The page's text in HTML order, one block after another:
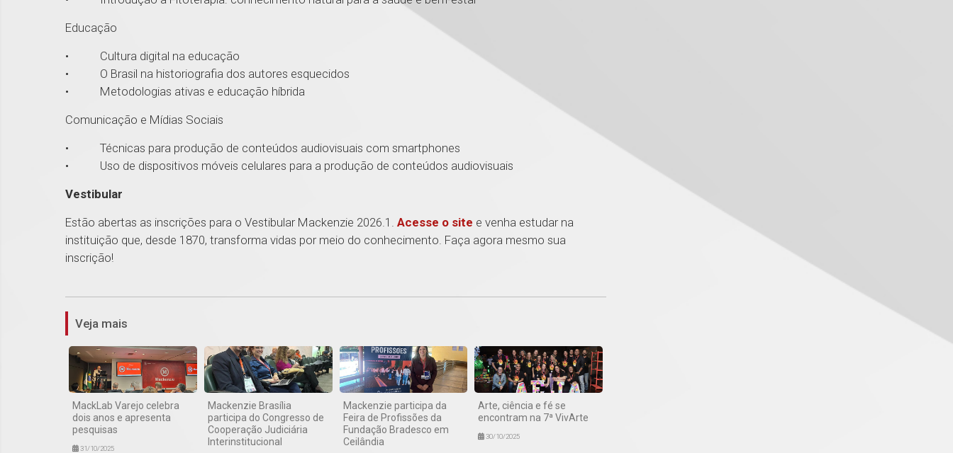
Educação
• Cultura digital na educação
• O Brasil na historiografia dos autores esquecidos
• Metodologias ativas e educação híbrida
Comunicação e Mídias Sociais
• Técnicas para produção de conteúdos audiovisuais com smartphones
• Uso de dispositivos móveis celulares para a produção de conteúdos audiovisuais
Vestibular
Estão abertas as inscrições para o Vestibular Mackenzie 2026.1. Acesse o site e venha estudar na
instituição que, desde 1870, transforma vidas por meio do conhecimento. Faça agora mesmo sua
inscrição!
Veja mais
MackLab Varejo celebra
dois anos e apresenta
pesquisas
31/10/2025
Mackenzie Brasília
participa do Congresso de
Cooperação Judiciária
Interinstitucional
Mackenzie participa da
Feira de Profissões da
Fundação Bradesco em
Ceilândia
Arte, ciência e fé se
encontram na 7ª VivArte
30/10/2025